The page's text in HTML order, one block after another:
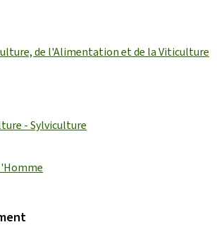
de l'Alimentation et de la Viticulture
- Sylviculture